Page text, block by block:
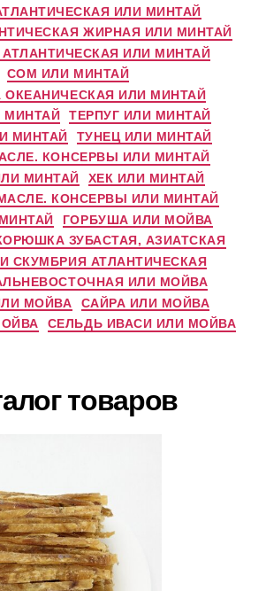
ИЛИ МИНТАЙ
ЖИРНАЯ ИЛИ МИНТАЙ
ИЛИ МИНТАЙ
СОМ ИЛИ МИНТАЙ
ОКЕАНИЧЕСКАЯ ИЛИ МИНТАЙ
МИНТАЙ ТЕРПУГ ИЛИ МИНТАЙ
МИНТАЙ ТУНЕЦ ИЛИ МИНТАЙ
КОНСЕРВЫ ИЛИ МИНТАЙ
МИНТАЙ ХЕК ИЛИ МИНТАЙ
КОНСЕРВЫ ИЛИ МИНТАЙ
ГОРБУША ИЛИ МОЙВА
ЗУБАСТАЯ, АЗИАТСКАЯ
СКУМБРИЯ АТЛАНТИЧЕСКАЯ
ИЛИ МОЙВА
МОЙВА САЙРА ИЛИ МОЙВА
СЕЛЬДЬ ИВАСИ ИЛИ МОЙВА
товаров